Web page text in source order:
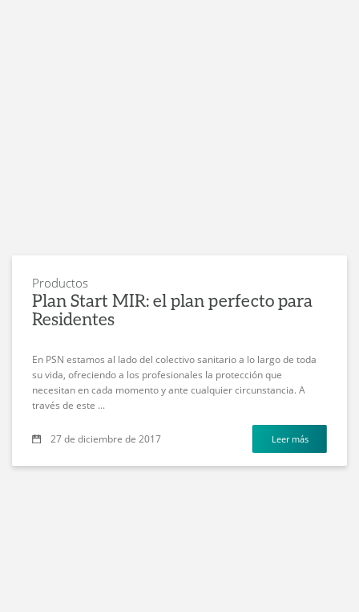
Productos
Plan Start MIR: el plan perfecto para
Residentes
En PSN estamos al lado del colectivo sanitario a lo largo de toda
su vida, ofreciendo a los profesionales la protección que
necesitan en cada momento y ante cualquier circunstancia. A
través de este ...
27 de diciembre de 2017 Leer más